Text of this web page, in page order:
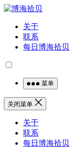
关于
联系
每日博海拾贝
菜单
关闭菜单
关于
联系
每日博海拾贝